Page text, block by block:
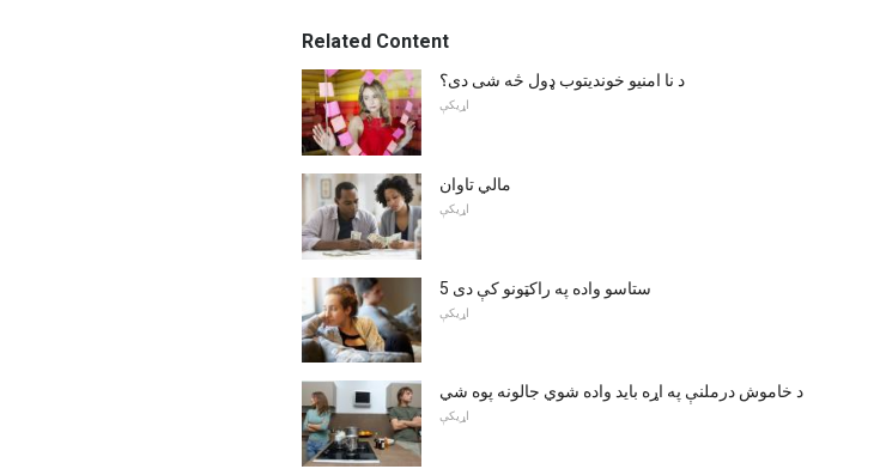
Related Content
د نا امنیو خوندیتوب ډول څه شی دی؟
اړیکې
مالي تاوان
اړیکې
5 ستاسو واده په راکټونو کې دی
اړیکې
د خاموش درملنې په اړه باید واده شوي جالونه پوه شي
اړیکې